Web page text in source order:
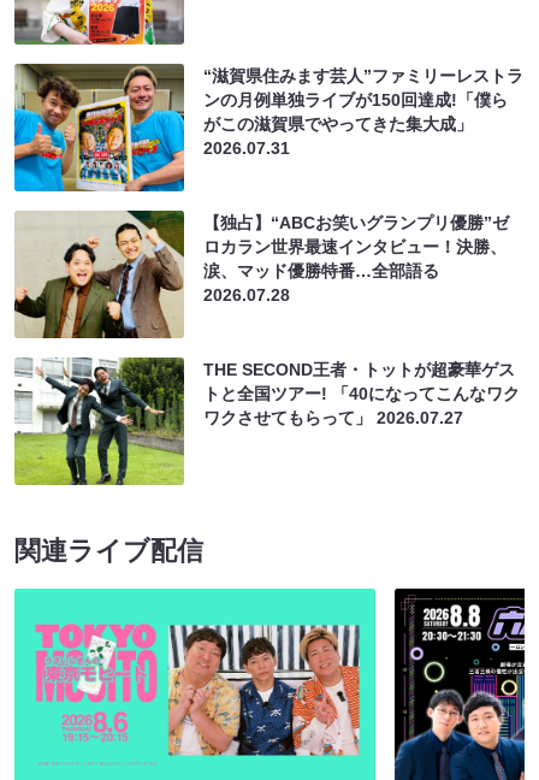
“滋賀県住みます芸人”ファミリーレストラ
ンの月例単独ライブが150回達成!「僕ら
がこの滋賀県でやってきた集大成」
2026.07.31
【独占】“ABCお笑いグランプリ優勝”ゼ
ロカラン世界最速インタビュー！決勝、
涙、マッド優勝特番…全部語る
2026.07.28
THE SECOND王者・トットが超豪華ゲス
トと全国ツアー! 「40になってこんなワク
ワクさせてもらって」2026.07.27
関連ライブ配信